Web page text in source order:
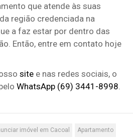
que atende às suas
região credenciada na
a faz estar por dentro das
Então, entre em contato hoje
site e nas redes sociais, o
WhatsApp (69) 3441-8998
imóvel em Cacoal Apartamento